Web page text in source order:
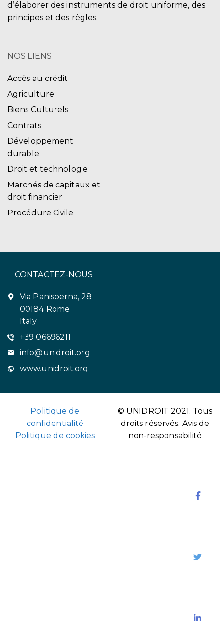
d’élaborer des instruments de droit uniforme, des
principes et des règles.
NOS LIENS
Accès au crédit
Agriculture
Biens Culturels
Contrats
Développement
durable
Droit et technologie
Marchés de capitaux et
droit financier
Procédure Civile
CONTACTEZ-NOUS
Via Panisperna, 28
00184 Rome
Italy
+39 06696211
info@unidroit.org
www.unidroit.org
Politique de
confidentialité
Politique de cookies
© UNIDROIT 2021. Tous
droits réservés. Avis de
non-responsabilité